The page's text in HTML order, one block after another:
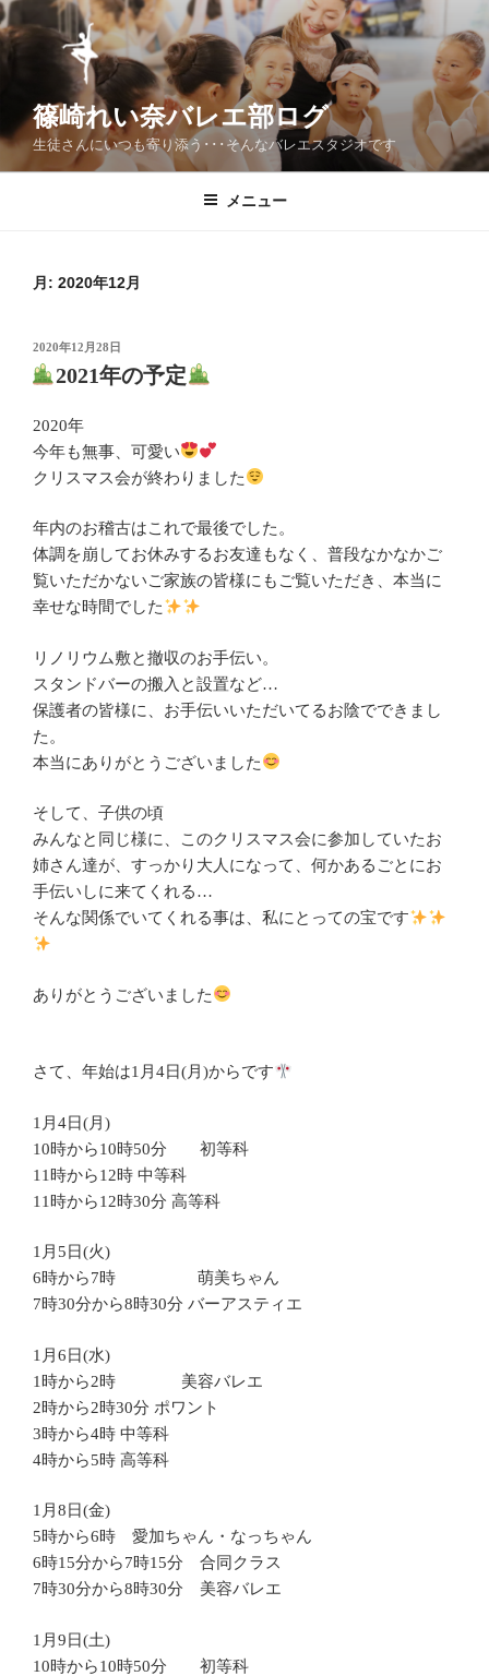
コ
ン
テ
へ
ス
篠崎れい奈バレエ部ログ
生徒さんにいつも寄り添う･･･そんなバレエスタジオです
メニュー
月: 2020年12月
投
稿
日:
2020年12月28日
2021年の予定
2020年
今年も無事、可愛い
クリスマス会が終わりました
年内のお稽古はこれで最後でした。
体調を崩してお休みするお友達もなく、普段なかなかご
覧いただかないご家族の皆様にもご覧いただき、本当に
幸せな時間でした
リノリウム敷と撤収のお手伝い。
スタンドバーの搬入と設置など…
保護者の皆様に、お手伝いいただいてるお陰でできまし
た。
本当にありがとうございました
そして、子供の頃
みんなと同じ様に、このクリスマス会に参加していたお
姉さん達が、すっかり大人になって、何かあるごとにお
手伝いしに来てくれる…
そんな関係でいてくれる事は、私にとっての宝です
ありがとうございました
さて、年始は1月4日(月)からです
1月4日(月)
10時から10時50分 初等科
11時から12時 中等科
11時から12時30分 高等科
1月5日(火)
6時から7時 萌美ちゃん
7時30分から8時30分 バーアスティエ
1月6日(水)
1時から2時 美容バレエ
2時から2時30分 ポワント
3時から4時 中等科
4時から5時 高等科
1月8日(金)
5時から6時 愛加ちゃん・なっちゃん
6時15分から7時15分 合同クラス
7時30分から8時30分 美容バレエ
1月9日(土)
10時から10時50分 初等科